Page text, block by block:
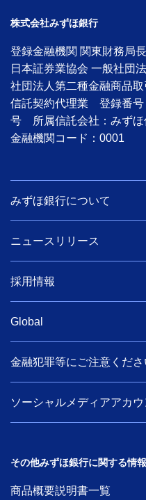
株式会社みずほ銀行
登録金融機関 関東財務局
日本証券業協会 一般社団
社団法人第二種金融商品
信託契約代理業 登録番
号 所属信託会社：みずほ
金融機関コード：0001
みずほ銀行について
ニュースリリース
採用情報
Global
金融犯罪等にご注意くださ
ソーシャルメディアアカウ
その他みずほ銀行に関する情報
商品概要説明書一覧